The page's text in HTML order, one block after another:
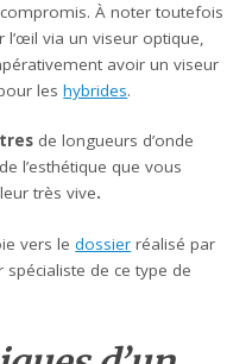
À noter toutefois
l’œil via un viseur optique,
avoir un viseur
leshybrides.
de longueurs d’onde
l’esthétique que vous
très vive.
vers ledossier réalisé par
de ce type de